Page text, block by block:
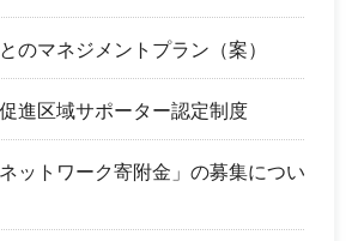
のマネジメントプラン（案）
進区域サポーター認定制度
ネットワーク寄附金」の募集につい